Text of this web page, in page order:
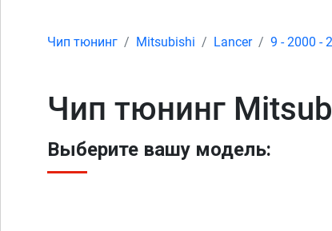
Чип тюнинг Mitsubishi Lancer 9 - 2000 -
Чип тюнинг
Выберите вашу модель: